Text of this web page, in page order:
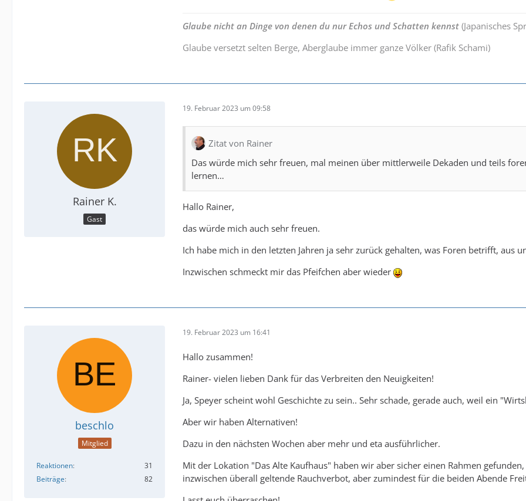
Glaube nicht an Dinge von denen du nur Echos und Schatten kennst (Japanisches
Glaube versetzt selten Berge, Aberglaube immer ganze Völker (Rafik Schami)
Rainer K.
Gast
19. Februar 2023 um 09:58
Zitat von Rainer
Das würde mich sehr freuen, mal meinen über mittlerweile Dekaden und teils
lernen…
Hallo Rainer,
das würde mich auch sehr freuen.
Ich habe mich in den letzten Jahren ja sehr zurück gehalten, was Foren betrifft, aus
Inzwischen schmeckt mir das Pfeifchen aber wieder
beschlo
Mitglied
Reaktionen
31
Beiträge
82
19. Februar 2023 um 16:41
Hallo zusammen!
Rainer- vielen lieben Dank für das Verbreiten den Neuigkeiten!
Ja, Speyer scheint wohl Geschichte zu sein.. Sehr schade, gerade auch, weil ein
Aber wir haben Alternativen!
Dazu in den nächsten Wochen aber mehr und eta ausführlicher.
Mit der Lokation "Das Alte Kaufhaus" haben wir aber sicher einen Rahmen
inzwischen überall geltende Rauchverbot, aber zumindest für die beiden Abende